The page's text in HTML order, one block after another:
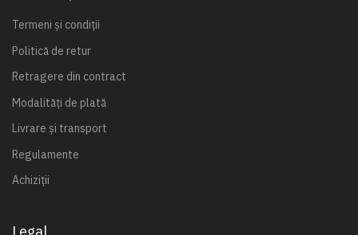
Termeni și condiții
Politică de retur
Retragere din contract
Modalități de plată
Livrare și transport
Regulamente
Achiziții